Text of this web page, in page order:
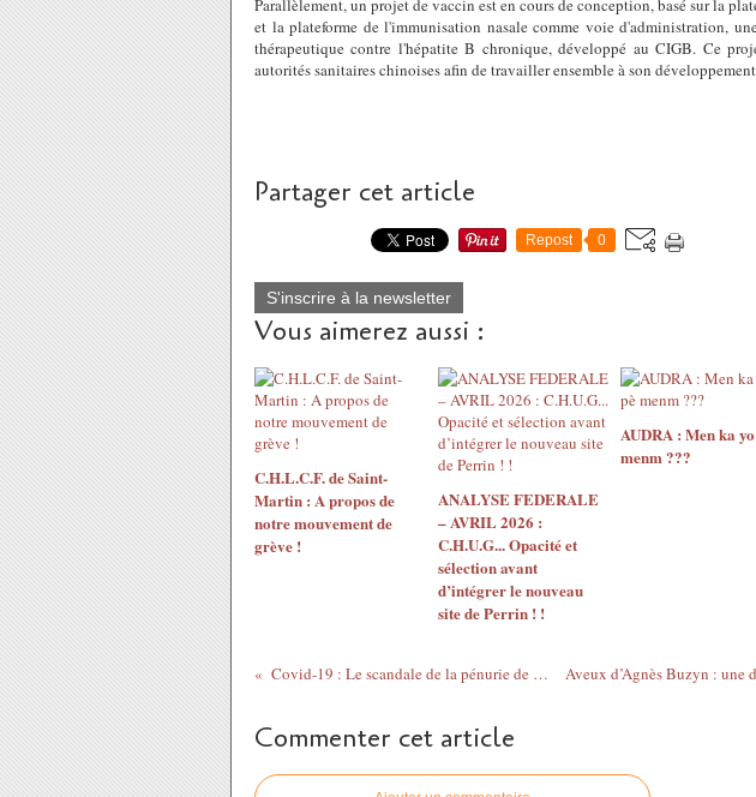
Parallèlement, un projet de vaccin est en cours de conception, basé sur la
et la plateforme de l'immunisation nasale comme voie d'administration,
thérapeutique contre l'hépatite B chronique, développé au CIGB. Ce
autorités sanitaires chinoises afin de travailler ensemble à son
Partager cet article
Repost 0
S'inscrire à la newsletter
Vous aimerez aussi :
C.H.L.C.F. de Saint-
Martin : A propos de
notre mouvement de
grève !
ANALYSE FEDERALE
– AVRIL 2026 :
C.H.U.G... Opacité et
sélection avant
d’intégrer le nouveau
site de Perrin ! !
AUDRA : Men ka
menm ???
Covid-19 : Le scandale de la pénurie de masques.
Commenter cet article